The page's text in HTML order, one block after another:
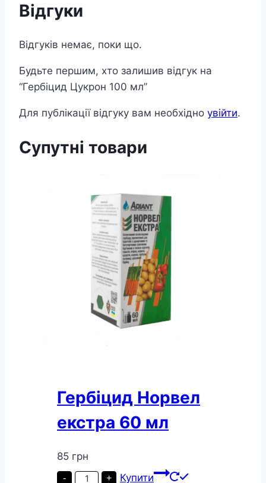
Відгуки
Відгуків немає, поки що.
Будьте першим, хто залишив відгук на
“Гербіцид Цукрон 100 мл”
Для публікації відгуку вам необхідно увійти.
Супутні товари
Гербіцид Норвел
екстра 60 мл
85 грн
-
Гербіцид
+ Купити